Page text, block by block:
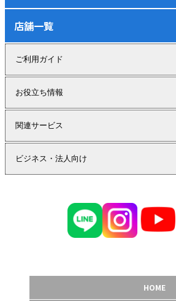
店舗一覧
ご利用ガイド
お役立ち情報
関連サービス
ビジネス・法人向け
HOME